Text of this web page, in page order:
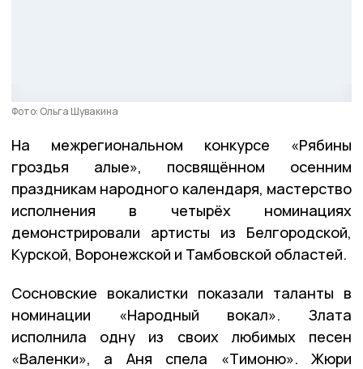
Фото: Ольга Шувакина
На межрегиональном конкурсе «Рябины
гроздья алые», посвящённом осенним
праздникам народного календаря, мастерство
исполнения в четырёх номинациях
демонстрировали артисты из Белгородской,
Курской, Воронежской и Тамбовской областей.
Сосновские вокалистки показали таланты в
номинации «Народный вокал». Злата
исполнила одну из своих любимых песен
«Валенки», а Аня спела «Тимоню». Жюри